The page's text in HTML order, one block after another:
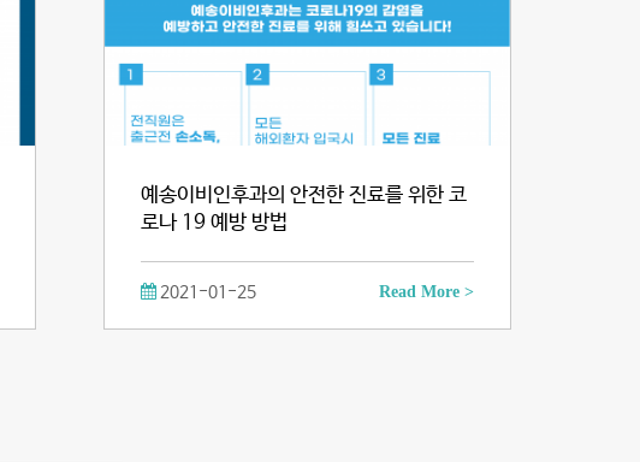
예송이비인후과의 안전한 진료를 위한 코
로나 19 예방 방법
2021-01-25 Read More >